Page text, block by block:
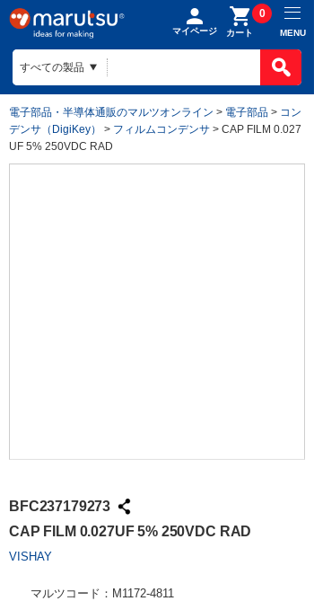
マイページ カート
0
MENU
電子部品・半導体通販のマルツオンライン > 電子部品 > コン
デンサ（DigiKey）
> フィルムコンデンサ > CAP FILM 0.027
UF 5% 250VDC RAD
BFC237179273
CAP FILM 0.027UF 5% 250VDC RAD
VISHAY
マルツコード： M1172-4811